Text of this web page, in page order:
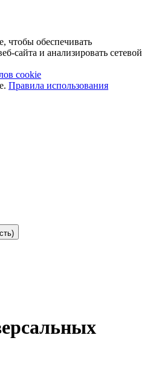
чтобы обеспечивать
сайта и анализировать сетевой
cookie
Правила использования